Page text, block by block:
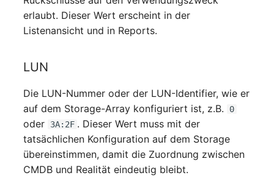
changelog-aeltere-
versionen
Mobiltelefon
Monitor
Netzbereich
Netzersatzanlage
Notfallplan
Objektgruppe
erlaubt. Dieser Wert erscheint in der
Listenansicht und in Reports.
LUN
Die LUN-Nummer oder der LUN-Identifier, wie er
auf dem Storage-Array konfiguriert ist, z.B.
0
oder 3A:2F . Dieser Wert muss mit der
tatsächlichen Konfiguration auf dem Storage
übereinstimmen, damit die Zuordnung zwischen
CMDB und Realität eindeutig bleibt.